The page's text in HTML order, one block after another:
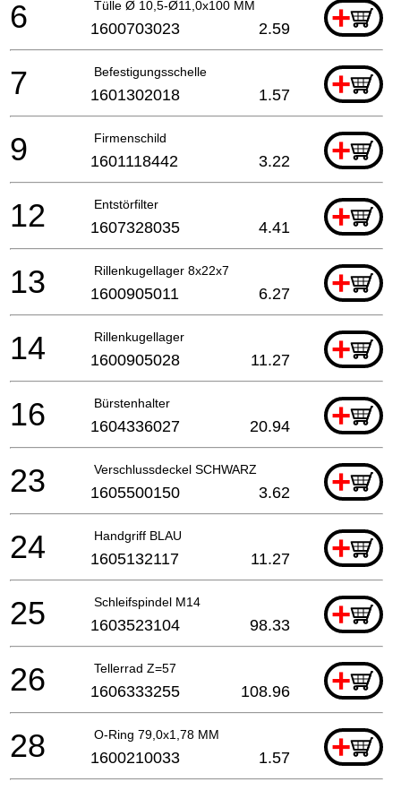
Tülle Ø 10,5-Ø11,0x100 MM +
6 1600703023 2.59
Befestigungsschelle +
7 1601302018 1.57
Firmenschild +
9 1601118442 3.22
Entstörfilter +
12 1607328035 4.41
Rillenkugellager 8x22x7 +
13 1600905011 6.27
Rillenkugellager +
14 1600905028 11.27
Bürstenhalter +
16 1604336027 20.94
Verschlussdeckel SCHWARZ +
23 1605500150 3.62
Handgriff BLAU +
24 1605132117 11.27
Schleifspindel M14 +
25 1603523104 98.33
Tellerrad Z=57 +
26 1606333255 108.96
O-Ring 79,0x1,78 MM +
28 1600210033 1.57